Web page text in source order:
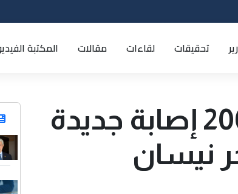
تحقيقات لقاءات مقالات المكتبة
إيطاليا تسجل أكثر من 2000 إصابة جديدة
نيسان